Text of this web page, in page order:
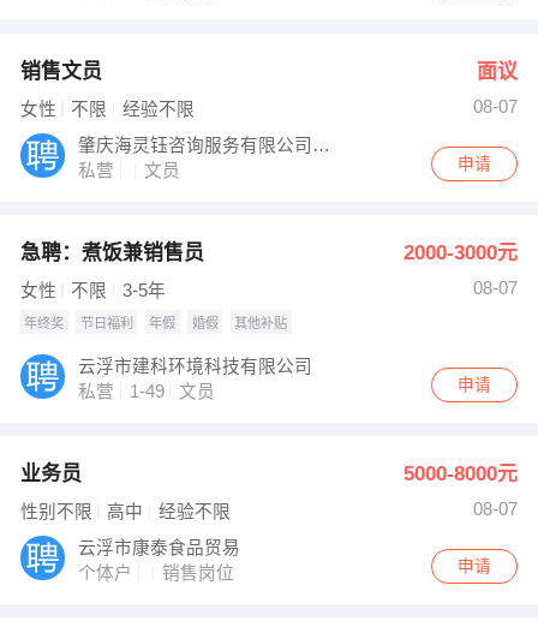
销售文员 面议
女性 不限 经验不限
08-07
肇庆海灵钰咨询服务有限公司云浮分公司
私营
文员 申请
急聘：煮饭兼销售员 2000-3000元
女性 不限 3-5年 08-07
年终奖 节日福利 年假 婚假 其他补贴
云浮市建科环境科技有限公司
私营
1-49 文员 申请
业务员 5000-8000元
性别不限 高中 经验不限
08-07
云浮市康泰食品贸易
个体户
销售岗位 申请